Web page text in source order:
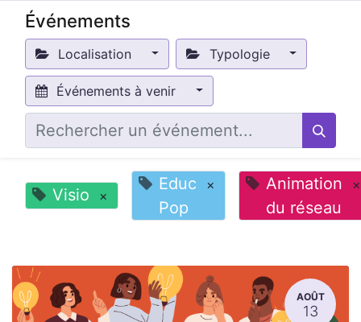
Événements
Localisation Typologie
Événements à venir
Visio ×
Educ
Pop
×
Animation
du réseau
×
AOÛT
13